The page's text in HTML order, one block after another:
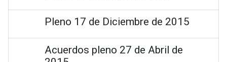
Pleno 17 de Diciembre de 2015
Acuerdos pleno 27 de Abril de